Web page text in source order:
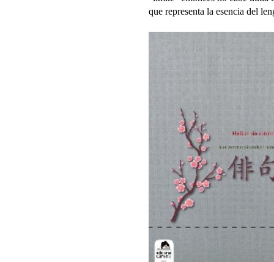
que representa la esencia del